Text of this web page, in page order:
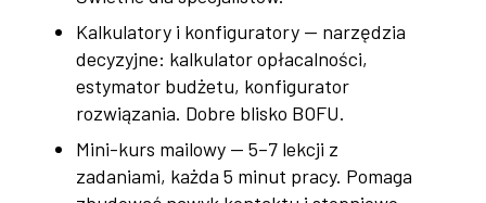
Kalkulatory i konfiguratory — narzędzia
decyzyjne: kalkulator opłacalności,
estymator budżetu, konfigurator
rozwiązania. Dobre blisko BOFU.
Mini-kurs mailowy — 5–7 lekcji z
zadaniami, każda 5 minut pracy. Pomaga